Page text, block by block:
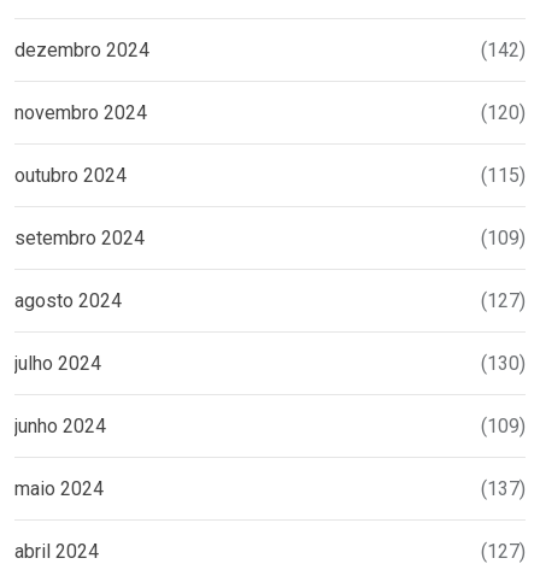
dezembro 2024 (142)
novembro 2024 (120)
outubro 2024 (115)
setembro 2024 (109)
agosto 2024 (127)
julho 2024 (130)
junho 2024 (109)
maio 2024 (137)
abril 2024 (127)